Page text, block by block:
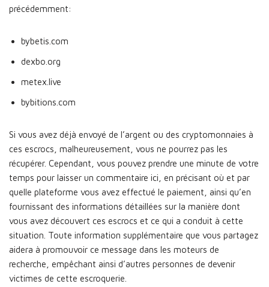
précédemment:
bybetis.com
dexbo.org
metex.live
bybitions.com
Si vous avez déjà envoyé de l’argent ou des cryptomonnaies à
ces escrocs, malheureusement, vous ne pourrez pas les
récupérer. Cependant, vous pouvez prendre une minute de votre
temps pour laisser un commentaire ici, en précisant où et par
quelle plateforme vous avez effectué le paiement, ainsi qu’en
fournissant des informations détaillées sur la manière dont
vous avez découvert ces escrocs et ce qui a conduit à cette
situation. Toute information supplémentaire que vous partagez
aidera à promouvoir ce message dans les moteurs de
recherche, empêchant ainsi d’autres personnes de devenir
victimes de cette escroquerie.